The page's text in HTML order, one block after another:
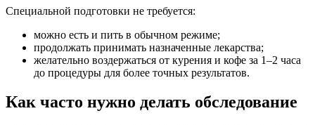
Специальной подготовки не требуется:
можно есть и пить в обычном режиме;
продолжать принимать назначенные лекарства;
желательно воздержаться от курения и кофе за 1–2 часа
до процедуры для более точных результатов.
Как часто нужно делать обследование